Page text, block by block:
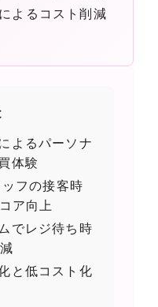
よるコスト削減
よるパーソナ
体験
フの接客時
ア向上
でレジ待ち時
と低コスト化